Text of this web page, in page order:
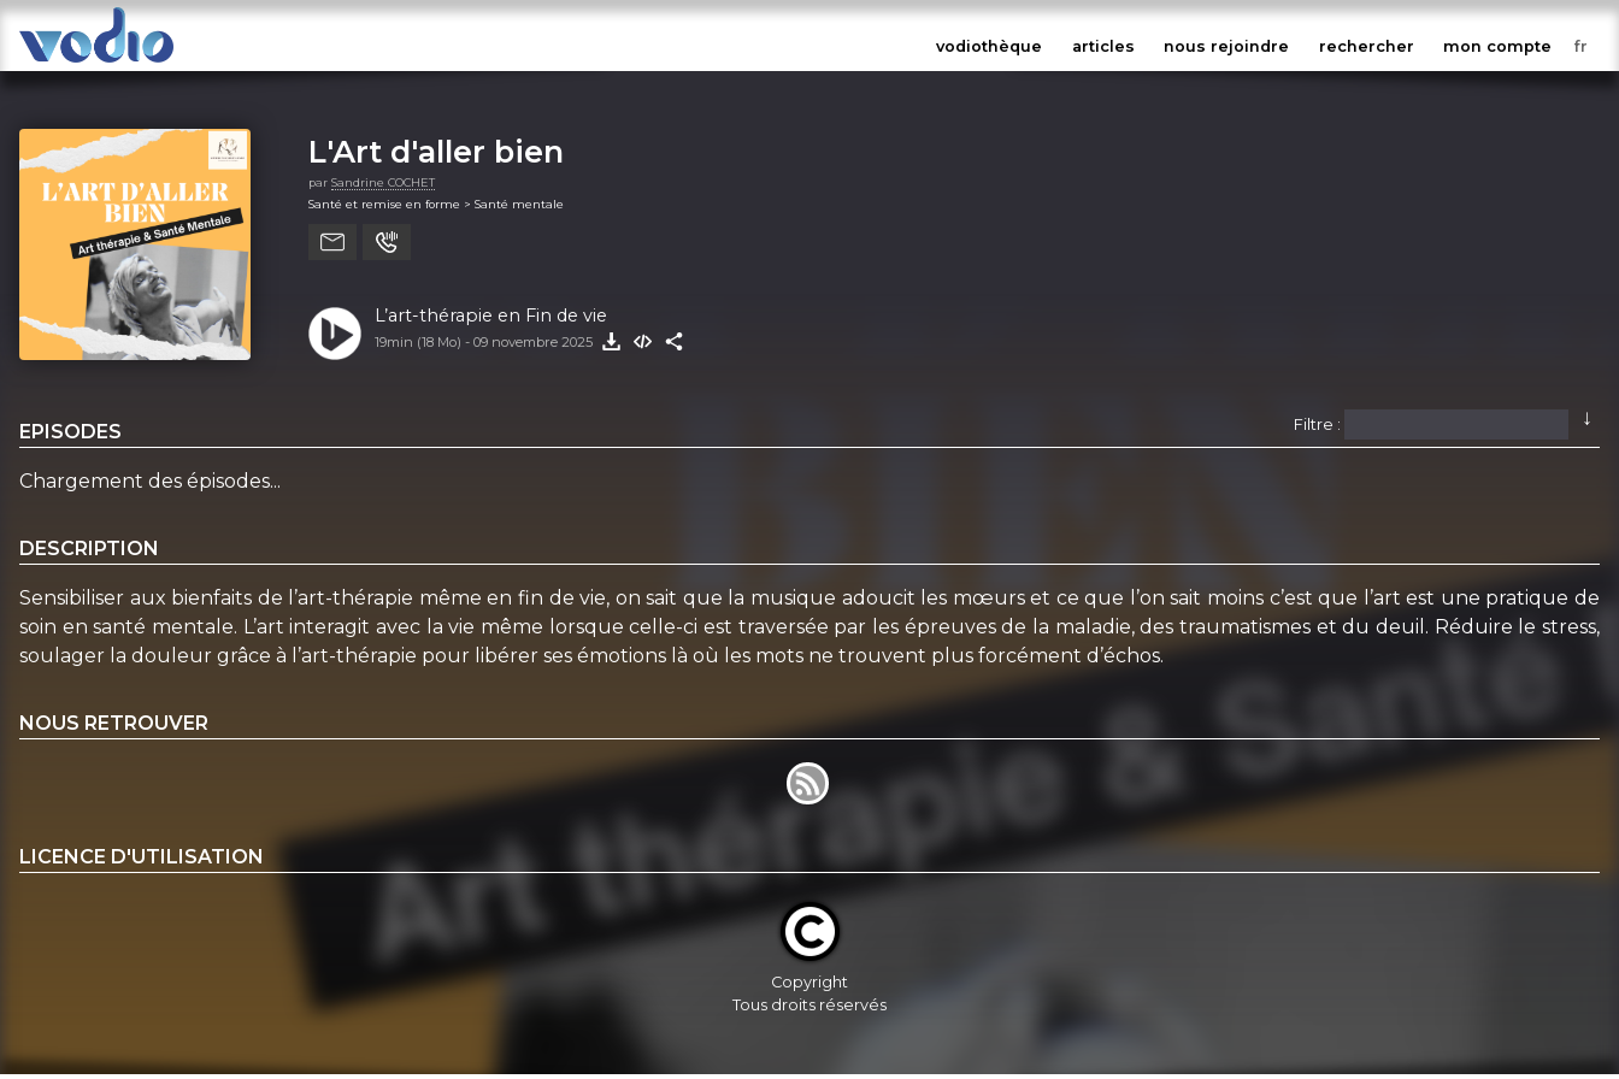
vodiothèque articles nous rejoindre rechercher mon compte
L'Art d'aller bien
par Sandrine COCHET
Santé et remise en forme > Santé mentale
L’art-thérapie en Fin de vie
19min (18 Mo) - 09 novembre 2025
EPISODES
↓
Filtre :
Chargement des épisodes...
DESCRIPTION
Sensibiliser aux bienfaits de l’art-thérapie même en fin de vie, on sait que la musique adoucit les mœurs et ce que l’on sait moins c’est que l’art est une pratique de
soin en santé mentale. L’art interagit avec la vie même lorsque celle-ci est traversée par les épreuves de la maladie, des traumatismes et du deuil. Réduire le stress,
soulager la douleur grâce à l’art-thérapie pour libérer ses émotions là où les mots ne trouvent plus forcément d’échos.
NOUS RETROUVER
LICENCE D'UTILISATION
Copyright
Tous droits réservés